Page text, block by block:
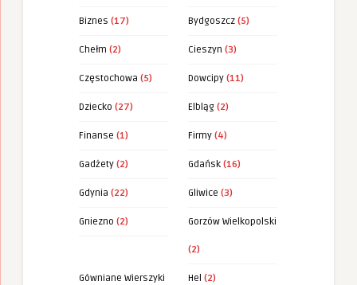
Biznes (17) Bydgoszcz (5)
Chełm (2) Cieszyn (3)
Częstochowa (5) Dowcipy (11)
Dziecko (27) Elbląg (2)
Finanse (1) Firmy (4)
Gadżety (2) Gdańsk (16)
Gdynia (22) Gliwice (3)
Gniezno (2) Gorzów Wielkopolski
(2)
Gówniane Wierszyki Hel (2)